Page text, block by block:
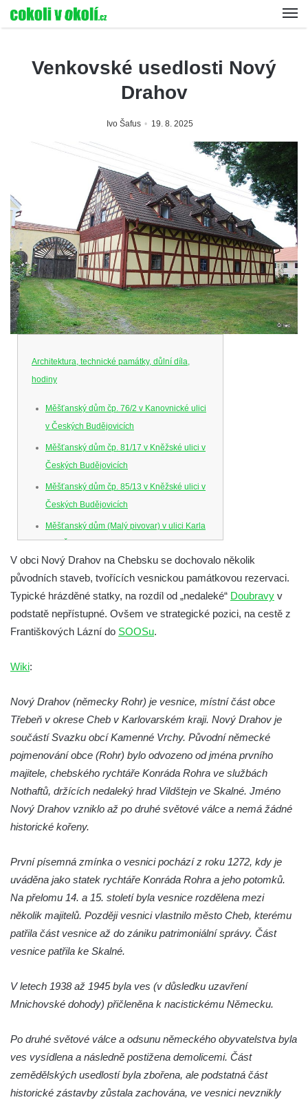
Venkovské usedlosti Nový
Drahov
Ivo Šafus 19. 8. 2025
Architektura, technické památky, důlní díla,
hodiny
Měšťanský dům čp. 76/2 v Kanovnické ulici
v Českých Budějovicích
Měšťanský dům čp. 81/17 v Kněžské ulici v
Českých Budějovicích
Měšťanský dům čp. 85/13 v Kněžské ulici v
Českých Budějovicích
Měšťanský dům (Malý pivovar) v ulici Karla
Dům U Ferusů na Senovážném náměstí v
Českých Budějovicích
Solnice na Piaristickém náměstí v Českých
Budějovicích
či Kaplanka
Fara v Římově
Budova spořitelny čp. 1127/1 a 1127/25 v
Rumburku
Gymnázium v Rumburku
v Rumburku
Dům čp. 100/5 na Lužickém náměstí v
Rumburku
Dům čp. 105/10 na Lužickém náměstí v
Rumburku
Dům čp. 101/6 na Lužickém náměstí v
Dům čp. 104/9 na Lužickém náměstí v
Rumburku
Dům čp. 102/7 na Lužickém náměstí v
Rumburku
V obci Nový Drahov na Chebsku se dochovalo několik
původních staveb, tvořících vesnickou památkovou rezervaci.
Typické hrázděné statky, na rozdíl od „nedaleké“ Doubravy v
podstatě nepřístupné. Ovšem ve strategické pozici, na cestě z
Františkových Lázní do SOOSu.
Wiki:
Nový Drahov (německy Rohr) je vesnice, místní část obce
Třebeň v okrese Cheb v Karlovarském kraji. Nový Drahov je
součástí Svazku obcí Kamenné Vrchy. Původní německé
pojmenování obce (Rohr) bylo odvozeno od jména prvního
majitele, chebského rychtáře Konráda Rohra ve službách
Nothaftů, držících nedaleký hrad Vildštejn ve Skalné. Jméno
Nový Drahov vzniklo až po druhé světové válce a nemá žádné
historické kořeny.
První písemná zmínka o vesnici pochází z roku 1272, kdy je
uváděna jako statek rychtáře Konráda Rohra a jeho potomků.
Na přelomu 14. a 15. století byla vesnice rozdělena mezi
několik majitelů. Později vesnici vlastnilo město Cheb, kterému
patřila část vesnice až do zániku patrimoniální správy. Část
vesnice patřila ke Skalné.
V letech 1938 až 1945 byla ves (v důsledku uzavření
Mnichovské dohody) přičleněna k nacistickému Německu.
Po druhé světové válce a odsunu německého obyvatelstva byla
ves vysídlena a následně postižena demolicemi. Část
zemědělských usedlostí byla zbořena, ale podstatná část
historické zástavby zůstala zachována, ve vesnici nevznikly